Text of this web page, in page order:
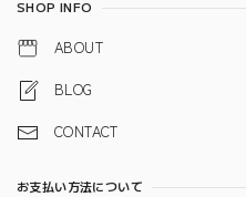
SHOP INFO
ABOUT
BLOG
CONTACT
お支払い方法について